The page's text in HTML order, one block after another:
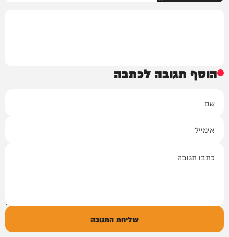
הוסף תגובה לכתבה
שליחת התגובה